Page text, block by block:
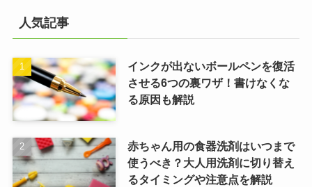
人気記事
インクが出ないボールペンを復活
させる6つの裏ワザ！書けなくな
る原因も解説
赤ちゃん用の食器洗剤はいつまで
使うべき？大人用洗剤に切り替え
るタイミングや注意点を解説